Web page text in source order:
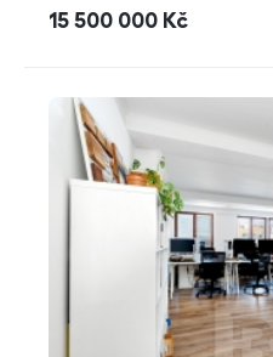
cena
15 500 000 Kč